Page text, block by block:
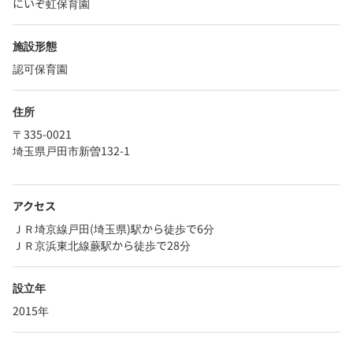
施設形態
認可保育園
住所
〒335-0021
埼玉県戸田市新曽132-1
アクセス
ＪＲ埼京線戸田(埼玉県)駅から徒歩で6分
ＪＲ京浜東北線蕨駅から徒歩で28分
設立年
2015年